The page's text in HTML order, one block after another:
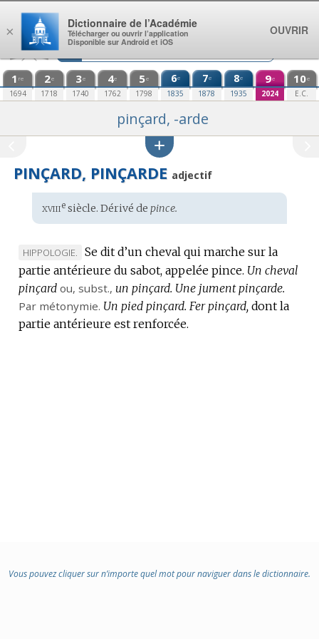
Aller au contenu
1 re
1694
2e
1718
3e
1740
4e
1762
5e
1798
6e
1835
7e
1878
8e
1935
9e
2024
10e
E.C.
pinçard, -arde
PINÇARD, PINÇARDE adjectif
Étymologie
:
xviiiesiècle. Dérivé de pince.
MARQUE
DE
DOMAINE
:
HIPPOLOGIE.
Se dit d’un cheval qui marche sur la
partie antérieure du sabot, appelée pince. Un cheval
pinçard ou, subst., un pinçard. Une jument pinçarde.
Par métonymie. Un pied pinçard. Fer pinçard, dont la
partie antérieure est renforcée.
Vous pouvez cliquer sur n’importe quel mot pour naviguer dans le dictionnaire.
×
Dictionnaire de l’Académie
Télécharger ou ouvrir l’application
Disponible sur Android et iOS
OUVRIR